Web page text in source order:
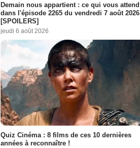
Demain nous appartient : ce qui vous attend
dans l'épisode 2265 du vendredi 7 août 2026
[SPOILERS]
jeudi 6 août 2026
Quiz Cinéma : 8 films de ces 10 dernières
années à reconnaître !